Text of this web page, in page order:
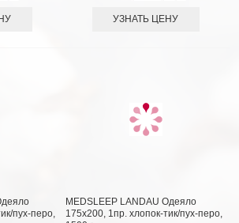
УЗНАТЬ ЦЕНУ
пух-перо,
MEDSLEEP LANDAU Одеяло
175х200, 1пр. хлопок-тик/пух-перо,